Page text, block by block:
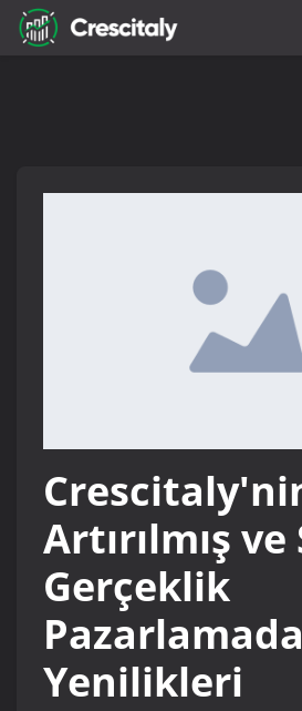
Artırılmış
Gerçeklik
Yenilikleri